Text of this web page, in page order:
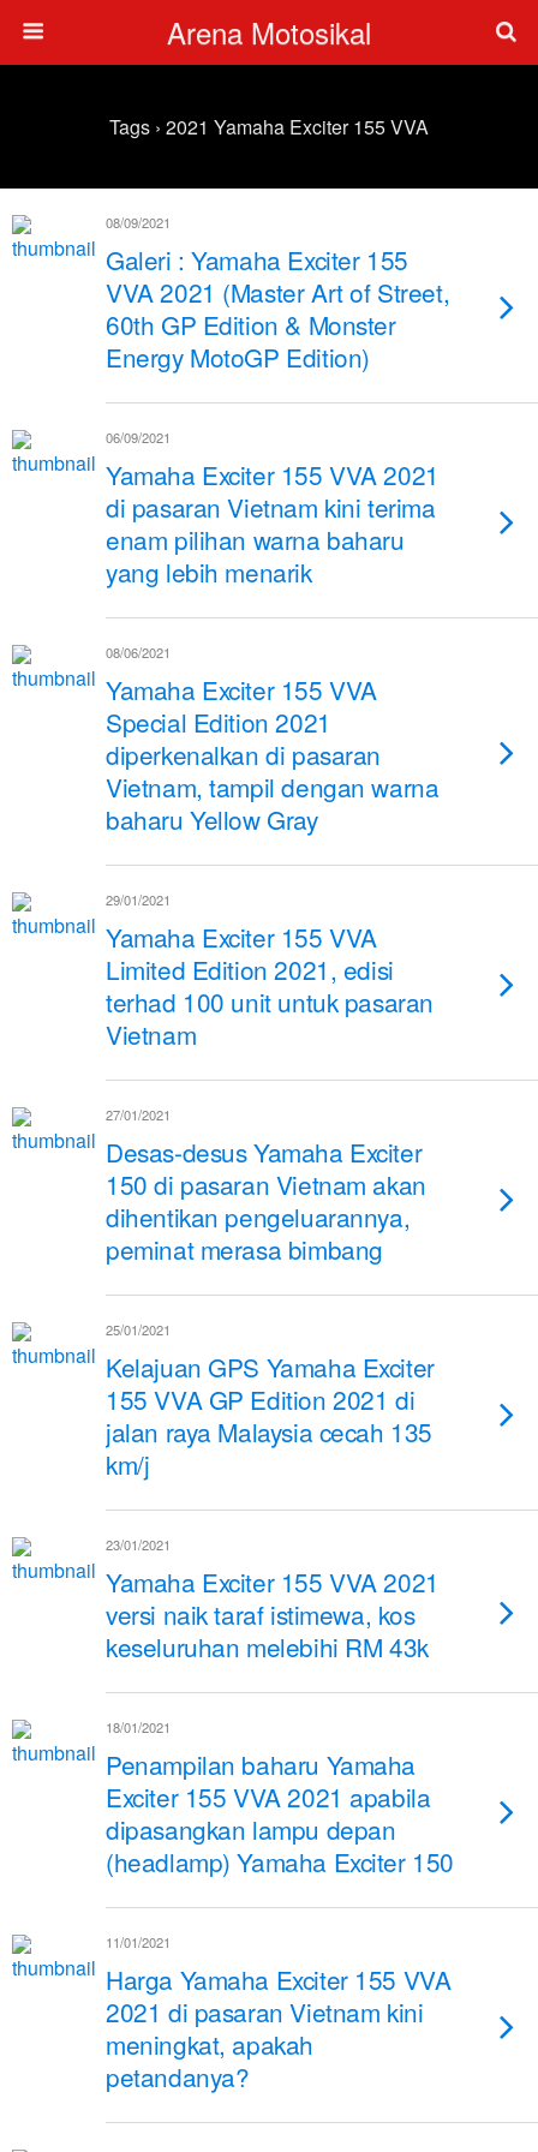
Arena Motosikal
Tags › 2021 Yamaha Exciter 155 VVA
08/09/2021
Galeri : Yamaha Exciter 155
VVA 2021 (Master Art of Street,
60th GP Edition & Monster
Energy MotoGP Edition)
06/09/2021
Yamaha Exciter 155 VVA 2021
di pasaran Vietnam kini terima
enam pilihan warna baharu
yang lebih menarik
08/06/2021
Yamaha Exciter 155 VVA
Special Edition 2021
diperkenalkan di pasaran
Vietnam, tampil dengan warna
baharu Yellow Gray
29/01/2021
Yamaha Exciter 155 VVA
Limited Edition 2021, edisi
terhad 100 unit untuk pasaran
Vietnam
27/01/2021
Desas-desus Yamaha Exciter
150 di pasaran Vietnam akan
dihentikan pengeluarannya,
peminat merasa bimbang
25/01/2021
Kelajuan GPS Yamaha Exciter
155 VVA GP Edition 2021 di
jalan raya Malaysia cecah 135
km/j
23/01/2021
Yamaha Exciter 155 VVA 2021
versi naik taraf istimewa, kos
keseluruhan melebihi RM 43k
18/01/2021
Penampilan baharu Yamaha
Exciter 155 VVA 2021 apabila
dipasangkan lampu depan
(headlamp) Yamaha Exciter 150
11/01/2021
Harga Yamaha Exciter 155 VVA
2021 di pasaran Vietnam kini
meningkat, apakah
petandanya?